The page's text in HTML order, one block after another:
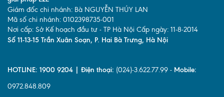
Giám đốc chi nhánh: Bà NGUYỄN THÚY LAN
Mã số chi nhánh: 0102398735-001
Nơi cấp: Sở Kế hoạch đầu tư - TP Hà Nội Cấp ngày: 11-8-2014
Số 11-13-15 Trần Xuân Soạn, P. Hai Bà Trưng, Hà Nội
HOTLINE: 1900 9204 | Điện thoại: (024)-3.622.77.99 - Mobile:
0972.848.809